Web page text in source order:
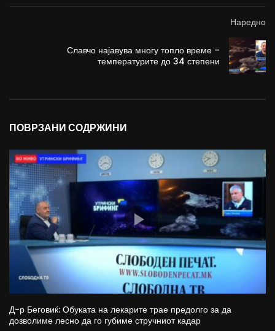
Наредно
Славчо најавува многу топло време –
температурите до 34 степени
ПОВРЗАНИ СОДРЖИНИ
Д-р Беговиќ: Обуката на лекарите трае предолго за да
дозволиме лесно да го губиме стручниот кадар